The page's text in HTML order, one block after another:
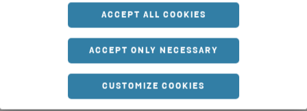
ACCEPT ALL COOKIES
ACCEPT ONLY NECESSARY
CUSTOMIZE COOKIES